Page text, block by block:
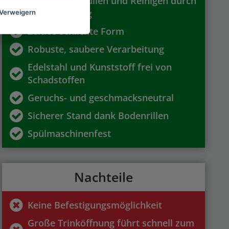
große Öffnung
Zeitlos schlichte Form
Robuste, saubere Verarbeitung
Edelstahl und Kunststoff frei von
Schadstoffen
Geruchs- und geschmacksneutral
Sicherer Stand dank Bodenrillen
Spülmaschinenfest
Nachteile
Keine Befestigungsmöglichkeit
Große Trinköffnung führt schnell zum